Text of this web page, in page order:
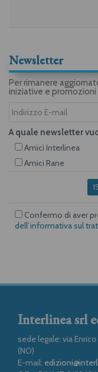
Newsletter
Per rimanere
iniziative e promozioni
A quale newsletter
Amici Interlinea
Amici Rane
Confermo di aver
dell’informativa sul
Interlinea srl
sede legale: via
(NO)
E-mail: